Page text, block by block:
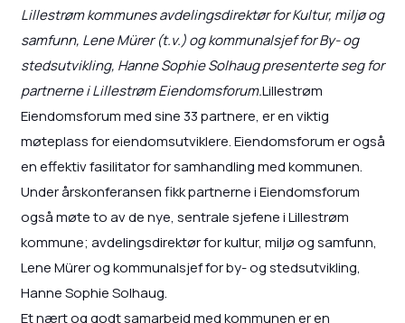
Lillestrøm kommunes avdelingsdirektør for Kultur, miljø og
samfunn, Lene Mürer (t.v.) og kommunalsjef for By- og
stedsutvikling, Hanne Sophie Solhaug presenterte seg for
partnerne i Lillestrøm Eiendomsforum.Lillestrøm
Eiendomsforum med sine 33 partnere, er en viktig
møteplass for eiendomsutviklere. Eiendomsforum er også
en effektiv fasilitator for samhandling med kommunen.
Under årskonferansen fikk partnerne i Eiendomsforum
også møte to av de nye, sentrale sjefene i Lillestrøm
kommune; avdelingsdirektør for kultur, miljø og samfunn,
Lene Mürer og kommunalsjef for by- og stedsutvikling,
Hanne Sophie Solhaug.
Et nært og godt samarbeid med kommunen er en